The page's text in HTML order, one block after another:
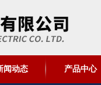
闻动态 产品中心